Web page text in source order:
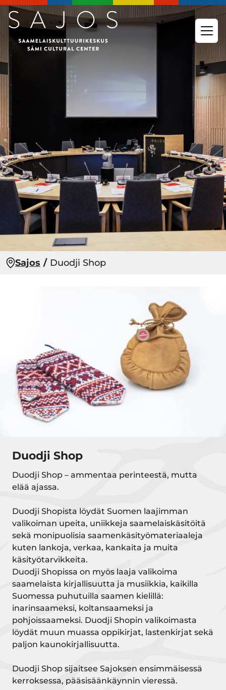
Siirry pääsisältöön
Sajos Duodji Shop
Duodji Shop
Duodji Shop – ammentaa perinteestä, mutta
elää ajassa.
Duodji Shopista löydät Suomen laajimman
valikoiman upeita, uniikkeja saamelaiskäsitöitä
sekä monipuolisia saamenkäsityömateriaaleja
kuten lankoja, verkaa, kankaita ja muita
käsityötarvikkeita.
Duodji Shopissa on myös laaja valikoima
saamelaista kirjallisuutta ja musiikkia, kaikilla
Suomessa puhutuilla saamen kielillä:
inarinsaameksi, koltansaameksi ja
pohjoissaameksi. Duodji Shopin valikoimasta
löydät muun muassa oppikirjat, lastenkirjat sekä
paljon kaunokirjallisuutta.
Duodji Shop sijaitsee Sajoksen ensimmäisessä
kerroksessa, pääsisäänkäynnin vieressä.